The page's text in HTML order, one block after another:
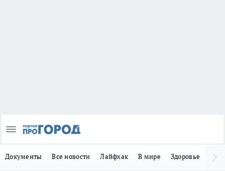
Документы Все новости Лайфхак В мире Здоровье